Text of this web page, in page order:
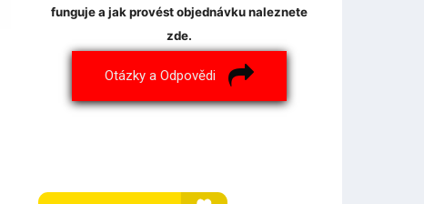
funguje a jak provést objednávku naleznete
zde.
Otázky a Odpovědi